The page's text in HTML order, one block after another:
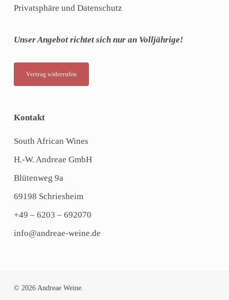
Privatsphäre und Datenschutz
Unser Angebot richtet sich nur an Volljährige!
Vertrag widerrufen
Kontakt
South African Wines
H.-W. Andreae GmbH
Blütenweg 9a
69198 Schriesheim
+49 – 6203 – 692070
info@andreae-weine.de
© 2026 Andreae Weine.